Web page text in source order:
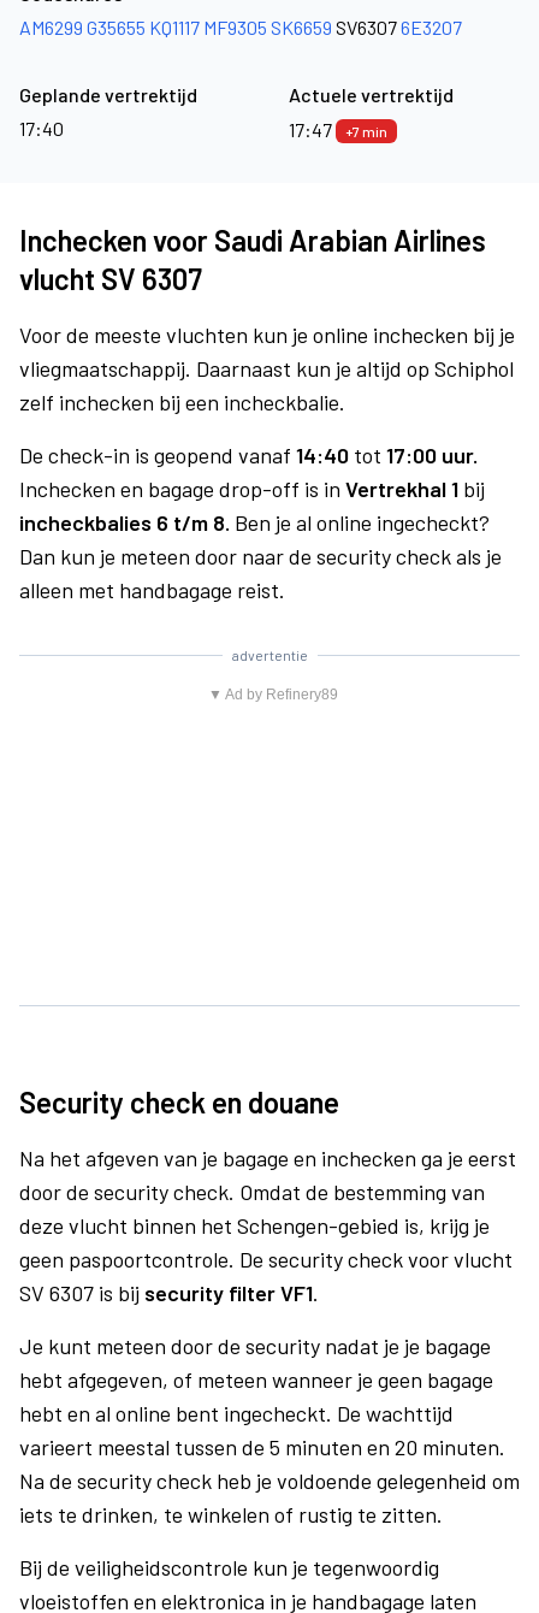
AM6299 G35655 KQ1117 MF9305 SK6659 SV63076E3207
Geplande vertrektijd
17:40
Actuele vertrektijd
17:47
+7 min
Inchecken voor Saudi Arabian Airlines
vlucht SV 6307
Voor de meeste vluchten kun je online inchecken bij je
vliegmaatschappij. Daarnaast kun je altijd op Schiphol
zelf inchecken bij een incheckbalie.
De check-in is geopend vanaf 14:40 tot 17:00 uur.
Inchecken en bagage drop-off is in Vertrekhal 1 bij
incheckbalies 6 t/m 8. Ben je al online ingecheckt?
Dan kun je meteen door naar de security check als je
alleen met handbagage reist.
advertentie
▼ Ad by Refinery89
Security check en douane
Na het afgeven van je bagage en inchecken ga je eerst
door de security check. Omdat de bestemming van
deze vlucht binnen het Schengen-gebied is, krijg je
geen paspoortcontrole. De security check voor vlucht
SV 6307 is bij security filter VF1.
Je kunt meteen door de security nadat je je bagage
hebt afgegeven, of meteen wanneer je geen bagage
hebt en al online bent ingecheckt. De wachttijd
varieert meestal tussen de 5 minuten en 20 minuten.
Na de security check heb je voldoende gelegenheid om
iets te drinken, te winkelen of rustig te zitten.
Bij de veiligheidscontrole kun je tegenwoordig
vloeistoffen en elektronica in je handbagage laten